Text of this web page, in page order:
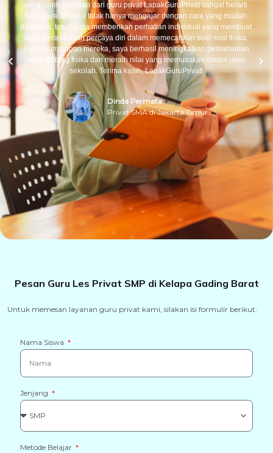
yang rumit, bantuan dari guru privat LapakGuruPrivat sangat berarti
bagi saya. Mereka tidak hanya mengajar dengan cara yang mudah
dipahami, tetapi juga memberikan perhatian individual yang membuat
saya merasa lebih percaya diri dalam memecahkan soal-soal fisika.
Berkat bimbingan mereka, saya berhasil meningkatkan pemahaman
saya tentang fisika dan meraih nilai yang memuaskan dalam ujian
sekolah. Terima kasih, LapakGuruPrivat!
Dinda Permata
Privat SMA di Jakarta Timur
Pesan Guru Les Privat SMP di Kelapa Gading Barat
Untuk memesan layanan guru privat kami, silakan isi formulir berikut:
Nama Siswa
Jenjang
Metode Belajar